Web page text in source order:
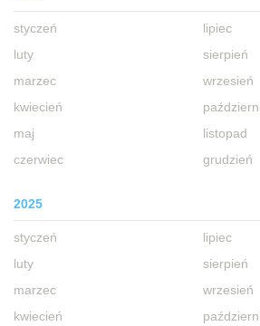
styczeń
luty
marzec
kwiecień
maj
czerwiec
lipiec
sierpień
wrzesień
listopad
grudzień
2025
styczeń
luty
marzec
kwiecień
lipiec
sierpień
wrzesień